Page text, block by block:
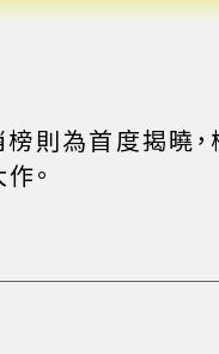
則為首度揭曉，
。